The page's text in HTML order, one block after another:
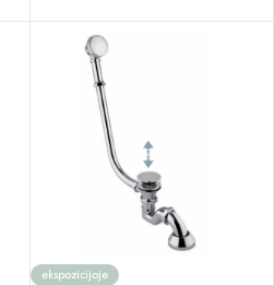
ekspozicijoje